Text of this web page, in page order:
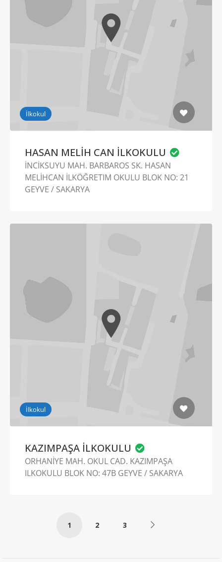
İlkokul
HASAN MELİH CAN İLKOKULU
İNCİKSUYU MAH. BARBAROS SK. HASAN
MELİHCAN İLKÖĞRETIM OKULU BLOK NO: 21
GEYVE / SAKARYA
İlkokul
KAZIMPAŞA İLKOKULU
ORHANİYE MAH. OKUL CAD. KAZIMPAŞA
ILKOKULU BLOK NO: 47B GEYVE / SAKARYA
1 2 3